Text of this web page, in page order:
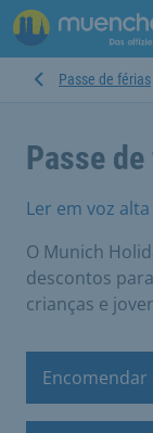
Passe de férias
Passe
Ler em voz alta
O Munich
descontos
crianças e
Encomendar